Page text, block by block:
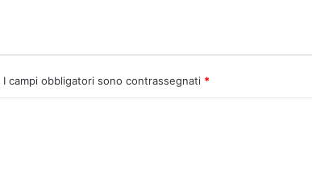
I campi obbligatori sono contrassegnati *